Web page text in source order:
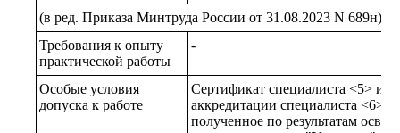
(в ред. Приказа Минтруда России от 31.08.2023 N 689н)
Требования к опыту
практической работы
-
Особые условия
допуска к работе
Сертификат специалиста <5> или
аккредитации специалиста <6>
полученное по результатам